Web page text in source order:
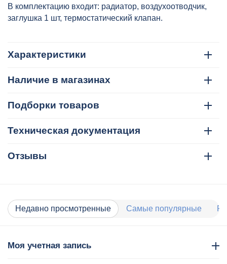
В комплектацию входит: радиатор, воздухоотводчик,
заглушка 1 шт, термостатический клапан.
Характеристики
Наличие в магазинах
Подборки товаров
Техническая документация
Отзывы
Недавно просмотренные Самые популярные
Моя учетная запись